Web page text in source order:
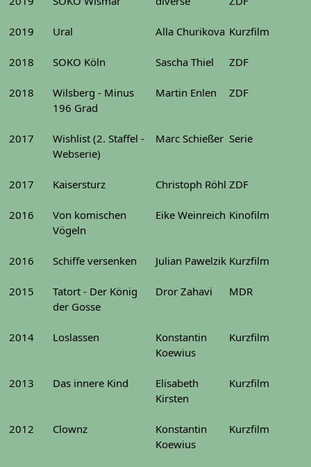
2019 Ural Alla Churikova Kurzfilm
2018 SOKO Köln Sascha Thiel ZDF
2018
Wilsberg - Minus
196 Grad
Martin Enlen ZDF
2017
Wishlist (2. Staffel -
Webserie)
Marc Schießer Serie
2017 Kaisersturz Christoph Röhl ZDF
2016
Von komischen
Vögeln
Eike Weinreich Kinofilm
2016 Schiffe versenken Julian Pawelzik Kurzfilm
2015
Tatort - Der König
der Gosse
Dror Zahavi MDR
2014 Loslassen
Konstantin
Koewius
Kurzfilm
2013 Das innere Kind
Elisabeth
Kirsten
Kurzfilm
2012 Clownz
Konstantin
Koewius
Kurzfilm